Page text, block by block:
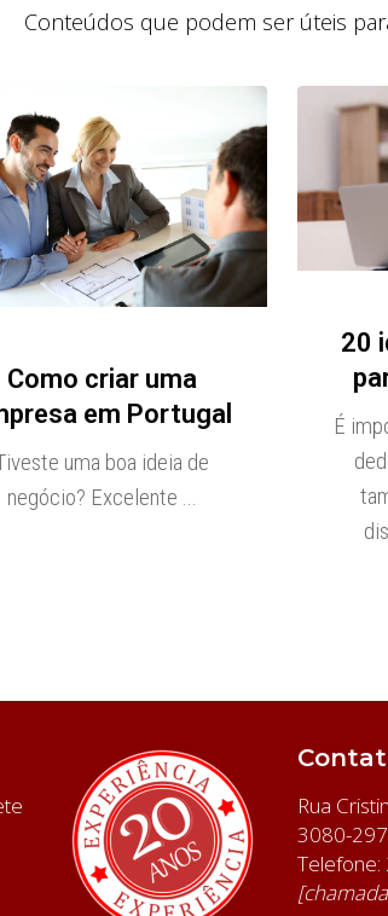
Conteúdos que podem ser úteis
Como criar uma
em Portugal
uma boa ideia de
negócio? Excelente ...
20
É
Rua
3080-